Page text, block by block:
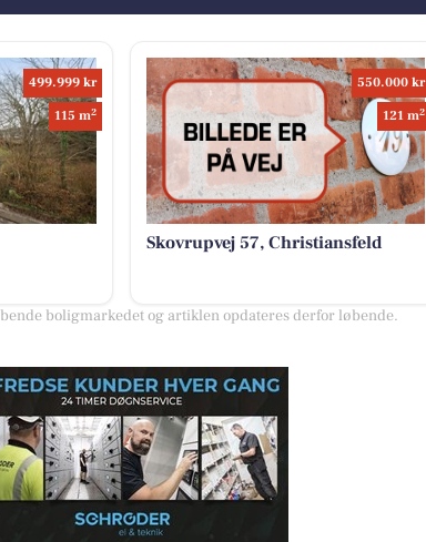
499.999 kr
115 m2
550.000 kr
121 m2
Skovrupvej 57, Christiansfeld
boligmarkedet og artiklen opdateres derfor løbende.